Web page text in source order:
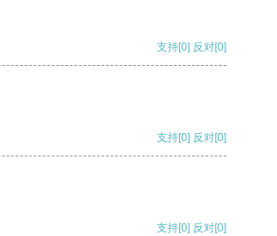
支持[0] 反对[0]
支持[0] 反对[0]
支持[0] 反对[0]